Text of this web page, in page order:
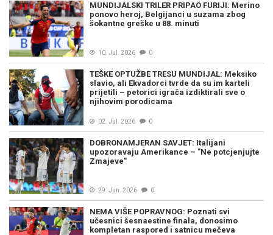
MUNDIJALSKI TRILER PRIPAO FURIJI: Merino
ponovo heroj, Belgijanci u suzama zbog
šokantne greške u 88. minuti
10. Jul. 2026 0
TEŠKE OPTUŽBE TRESU MUNDIJAL: Meksiko
slavio, ali Ekvadorci tvrde da su im karteli
prijetili – petorici igrača izdiktirali sve o
njihovim porodicama
02. Jul. 2026 0
DOBRONAMJERAN SAVJET: Italijani
upozoravaju Amerikance – "Ne potcjenjujte
Zmajeve"
29. Jun. 2026 0
NEMA VIŠE POPRAVNOG: Poznati svi
učesnici šesnaestine finala, donosimo
kompletan raspored i satnicu mečeva